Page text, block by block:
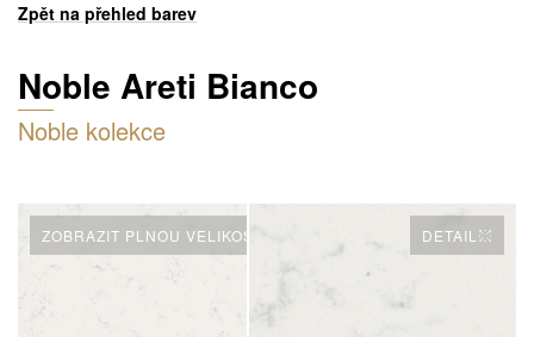
Zpět na přehled barev
Noble Areti Bianco
Noble kolekce
ZOBRAZIT PLNOU VELIKOST DETAIL